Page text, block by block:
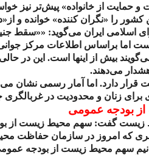
و حمایت از خانواده» پیش‌تر نیز
را «نگران کننده» خوانده و
ایران می‌گوید: ««سقط
اما براساس اطلاعات مرکز
بیش از اینها است. این
می‌دهند.
دارد. اما آمار رسمی نشان
زنان و محدودیت در غربالگری
بودجه عمومی
زیست گفت: سهم محیط زیست از
که امروز در سازمان حفاظت
سهم محیط زیست از بودجه